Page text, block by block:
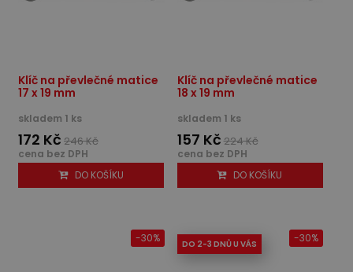
Klíč na převlečné matice
17 x 19 mm
skladem 1 ks
172 Kč 246 Kč
cena bez DPH
DO KOŠÍKU
Klíč na převlečné matice
18 x 19 mm
skladem 1 ks
157 Kč 224 Kč
cena bez DPH
DO KOŠÍKU
-30% DO 2-3 DNŮ U VÁS -30%